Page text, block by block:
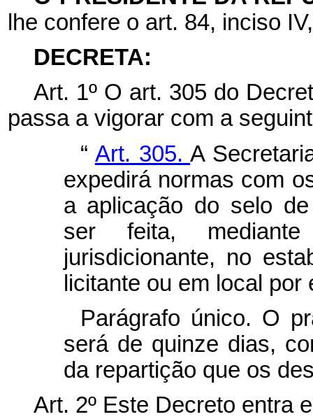
lhe confere o art. 84, inciso
DECRETA:
Art. 1º O art. 305 do
passa a vigorar com a
“ Art. 305.A
expedirá normas com
a aplicação do selo
ser feita,
jurisdicionante, no
licitante ou em local por
Parágrafo único. O
será de quinze dias,
da repartição que os
Art. 2º Este Decreto entra